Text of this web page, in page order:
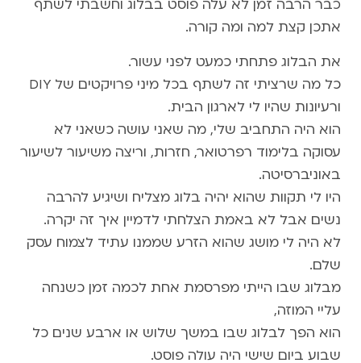
כבר הרבה זמן לא עלה פוסט בבלוג וחשבתי לשתף
אתכן קצת למה ומה קורה.
את הבלוג פתחתי כמעט לפני עשור.
כל מה שרציתי זה לשתף בכל מיני פרויקטים של DIY
ורעיונות שהיו לי לארגון הבית.
הוא היה התחביב שלי, מה שאני עושה כשאני לא
עסוקה בלימוד רפרטואר, חזרות, וריצה משיעור לשיעור
באוניברסיטה.
היו לי תקוות שהוא יהיה בלוג מצליח ושיגיע להרבה
נשים אבל לא באמת הצלחתי לדמיין איך זה יקרה.
לא היה לי מושג שהוא הזרע שממנו עתיד לצמוח עסק
שלם.
מבלוג שבו הייתי מפרסמת אחת לכמה זמן כשנחה
עליי המוזה,
הוא הפך לבלוג שבו במשך שלוש או ארבע שנים כל
שבוע ביום שישי היה עולה פוסט.